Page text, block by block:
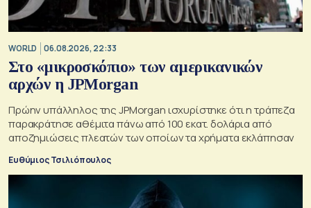
WORLD 06.08.2026, 22:33
Στο «μικροσκόπιο» των αμερικανικών
αρχών η JPMorgan
Πρώην υπάλληλος της JPMorgan ισχυρίστηκε ότι η τράπεζα
παρακράτησε αθέμιτα πάνω από 100 εκατ. δολάρια από
αποζημιώσεις πλεατών των οποίων τα χρήματα εκλάπησαν
Ευθύμιος Τσιλιόπουλος